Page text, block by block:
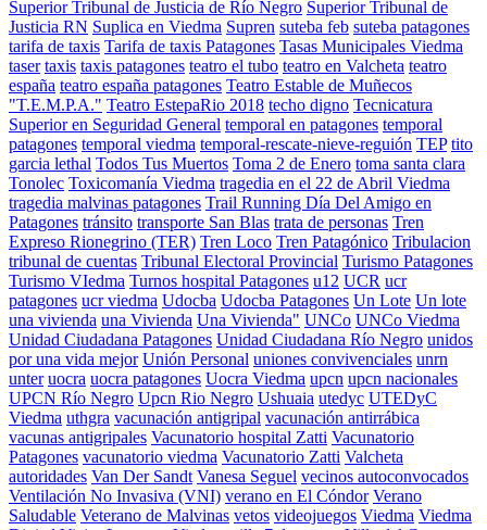
Superior Tribunal de Justicia de Río Negro Superior Tribunal de
Justicia RN Suplica en Viedma Supren suteba feb suteba patagones
tarifa de taxis Tarifa de taxis Patagones Tasas Municipales Viedma
taser taxis taxis patagones teatro el tubo teatro en Valcheta teatro
españa teatro españa patagones Teatro Estable de Muñecos
"T.E.M.P.A." Teatro EstepaRio 2018 techo digno Tecnicatura
Superior en Seguridad General temporal en patagones temporal
patagones temporal viedma temporal-rescate-nieve-reguión TEP tito
garcia lethal Todos Tus Muertos Toma 2 de Enero toma santa clara
Tonolec Toxicomanía Viedma tragedia en el 22 de Abril Viedma
tragedia malvinas patagones Trail Running Día Del Amigo en
Patagones tránsito transporte San Blas trata de personas Tren
Expreso Rionegrino (TER) Tren Loco Tren Patagónico Tribulacion
tribunal de cuentas Tribunal Electoral Provincial Turismo Patagones
Turismo VIedma Turnos hospital Patagones u12 UCR ucr
patagones ucr viedma Udocba Udocba Patagones Un Lote Un lote
una vivienda una Vivienda Una Vivienda" UNCo UNCo Viedma
Unidad Ciudadana Patagones Unidad Ciudadana Río Negro unidos
por una vida mejor Unión Personal uniones convivenciales unrn
unter uocra uocra patagones Uocra Viedma upcn upcn nacionales
UPCN Río Negro Upcn Rio Negro Ushuaia utedyc UTEDyC
Viedma uthgra vacunación antigripal vacunación antirrábica
vacunas antigripales Vacunatorio hospital Zatti Vacunatorio
Patagones vacunatorio viedma Vacunatorio Zatti Valcheta
autoridades Van Der Sandt Vanesa Seguel vecinos autoconvocados
Ventilación No Invasiva (VNI) verano en El Cóndor Verano
Saludable Veterano de Malvinas vetos videojuegos Viedma Viedma